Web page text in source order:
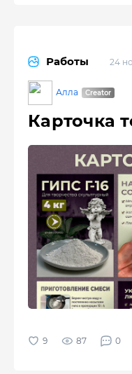
Работы 24
Алла
Карточка
87 0